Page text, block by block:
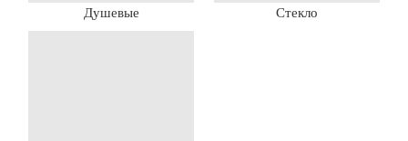
Душевые Стекло